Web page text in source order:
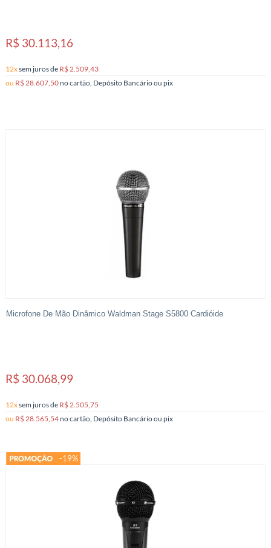
R$ 30.113,16
12xsem jurosde R$ 2.509,43
ou R$ 28.607,50 no cartão, Depósito Bancário ou pix
Microfone De Mão Dinâmico Waldman Stage S5800 Cardióide
R$ 30.068,99
12xsem jurosde R$ 2.505,75
ou R$ 28.565,54 no cartão, Depósito Bancário ou pix
-19%